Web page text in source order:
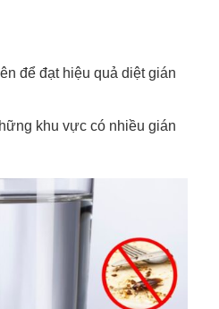
để đạt hiệu quả diệt gián
khu vực có nhiều gián